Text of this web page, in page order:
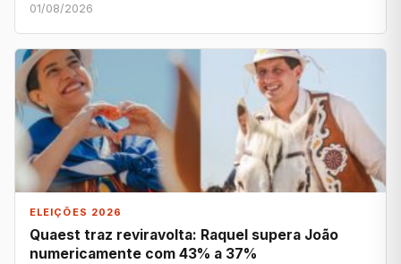
01/08/2026
ELEIÇÕES 2026
Quaest traz reviravolta: Raquel supera João
numericamente com 43% a 37%